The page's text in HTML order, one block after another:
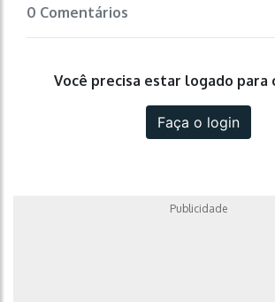
0 Comentários
Você precisa estar logado para
Faça o login
Publicidade